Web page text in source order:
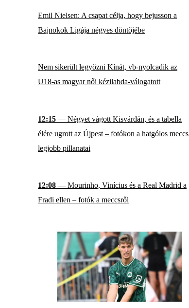
Emil Nielsen: A csapat célja, hogy bejusson a
Bajnokok Ligája négyes döntőjébe
Nem sikerült legyőzni Kínát, vb-nyolcadik az
U18-as magyar női kézilabda-válogatott
12:15 — Négyet vágott Kisvárdán, és a tabella
élére ugrott az Újpest – fotókon a hatgólos meccs
legjobb pillanatai
12:08 — Mourinho, Vinícius és a Real Madrid a
Fradi ellen – fotók a meccsről